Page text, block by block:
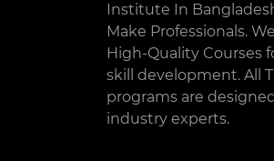
Institute In
Make Professionals.
High-Quality Courses
skill development. All
programs are
industry experts.